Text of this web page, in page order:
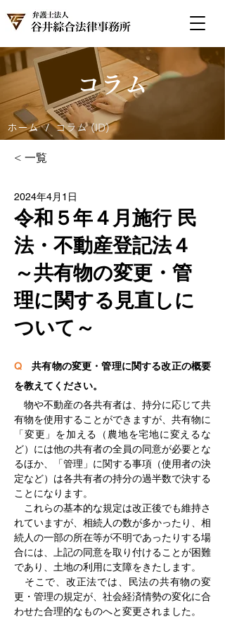
コラム
ホーム / コラム (ID)
< 一覧
2024年4月1日
令和５年４月施行 民
法・不動産登記法４
～共有物の変更・管
理に関する見直しに
ついて～
Q 共有物の変更・管理に関する改正の概要
を教えてください。
物や不動産の各共有者は、持分に応じて共
有物を使用することができますが、共有物に
「変更」を加える（農地を宅地に変えるな
ど）には他の共有者の全員の同意が必要とな
るほか、「管理」に関する事項（使用者の決
定など）は各共有者の持分の過半数で決する
ことになります。
これらの基本的な規定は改正後でも維持さ
れていますが、相続人の数が多かったり、相
続人の一部の所在等が不明であったりする場
合には、上記の同意を取り付けることが困難
であり、土地の利用に支障をきたします。
そこで、改正法では、民法の共有物の変
更・管理の規定が、社会経済情勢の変化に合
わせた合理的なものへと変更されました。